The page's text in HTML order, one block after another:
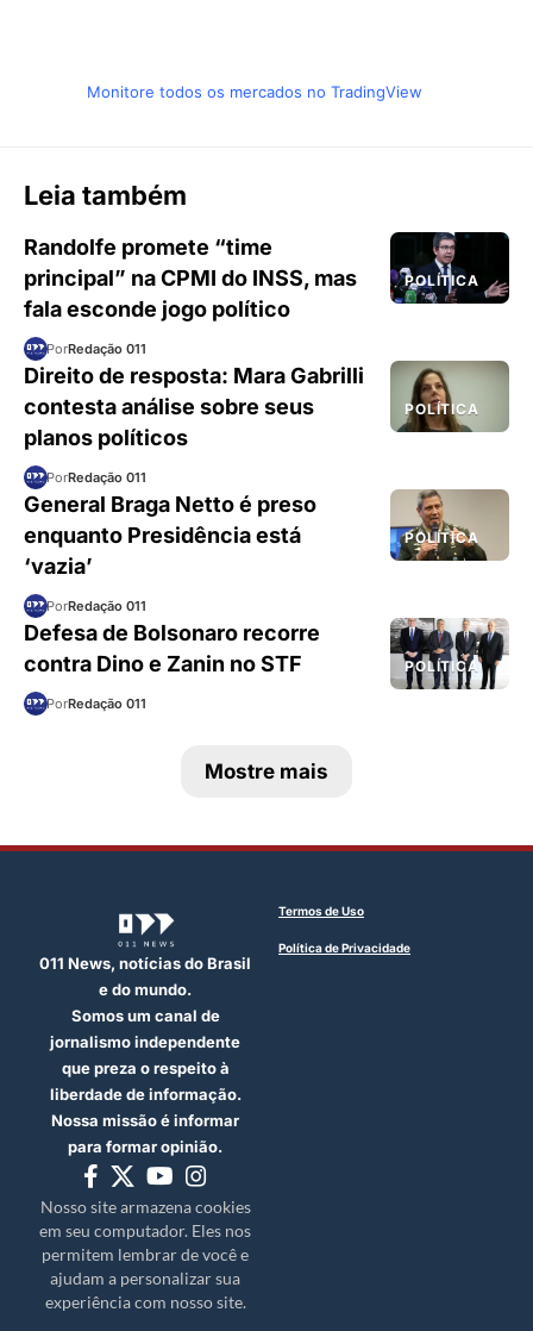
Monitore todos os mercados no TradingView
Leia também
POLÍTICA
Randolfe promete “time
principal” na CPMI do INSS, mas
fala esconde jogo político
PorRedação 011
POLÍTICA
Direito de resposta: Mara Gabrilli
contesta análise sobre seus
planos políticos
PorRedação 011
POLÍTICA
General Braga Netto é preso
enquanto Presidência está
‘vazia’
PorRedação 011
POLÍTICA
Defesa de Bolsonaro recorre
contra Dino e Zanin no STF
PorRedação 011
Mostre mais
011 News, notícias do Brasil
e do mundo.
Somos um canal de
jornalismo independente
que preza o respeito à
liberdade de informação.
Nossa missão é informar
para formar opinião.
Nosso site armazena cookies
em seu computador. Eles nos
permitem lembrar de você e
ajudam a personalizar sua
experiência com nosso site.
Termos de Uso
Política de Privacidade